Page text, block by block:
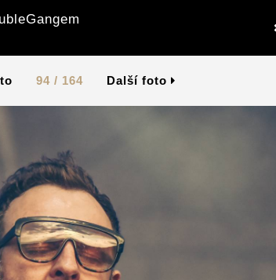
94 / 164 Další foto